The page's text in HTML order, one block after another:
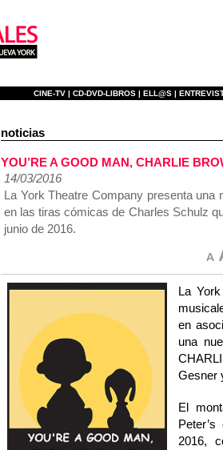
CINE-TV | CD-DVD-LIBROS | ELL@S |
noticias
YOU’RE A GOOD MAN, CHARLIE
14/03/2016
La York Theatre Company presenta
en las tiras cómicas de Charles Schulz
junio de 2016.
La
en
una
Gesner
El
2016,